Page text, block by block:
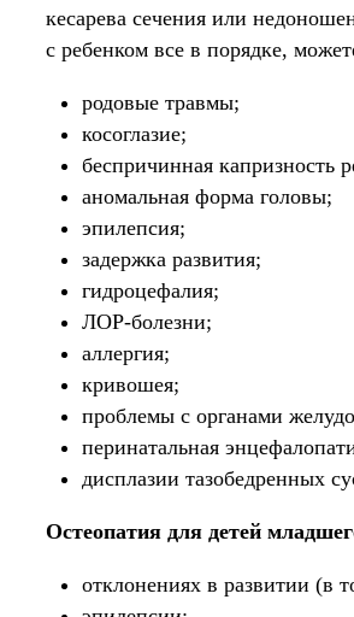
кесарева сечения или
с ребенком все в порядке,
родовые травмы;
косоглазие;
беспричинная капризность
аномальная форма головы;
эпилепсия;
задержка развития;
гидроцефалия;
ЛОР-болезни;
аллергия;
кривошея;
проблемы с органами
перинатальная
дисплазии тазобедренных
Остеопатия для детей
отклонениях в развитии (в